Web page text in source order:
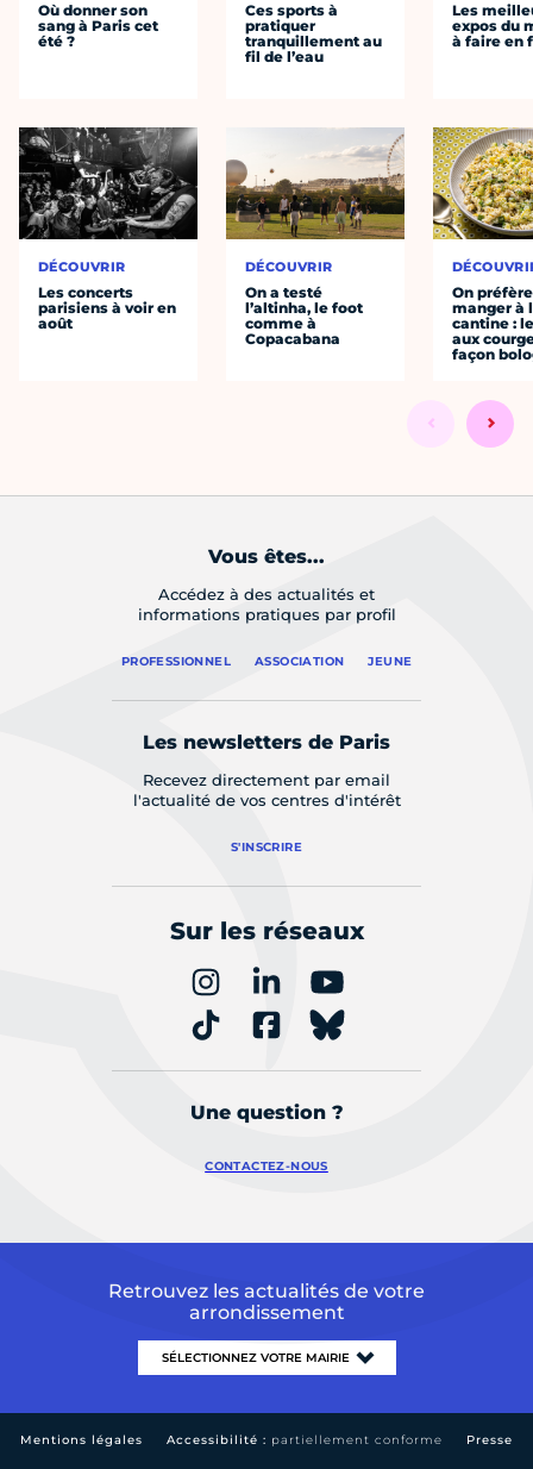
Où donner son
sang à Paris cet
été ?
DÉCOUVRIR
Les concerts
parisiens à voir en
août
Ces sports à
pratiquer
tranquillement au
fil de l’eau
DÉCOUVRIR
On a testé
l’altinha, le foot
comme à
Copacabana
Les
expos du
à faire en
On préfère
manger à
cantine :
aux
façon
Vous êtes...
Accédez à des actualités et
informations pratiques par profil
PROFESSIONNEL ASSOCIATION JEUNE
Les newsletters de Paris
Recevez directement par email
l'actualité de vos centres d'intérêt
S'INSCRIRE
Sur les réseaux
Une question ?
CONTACTEZ-NOUS
Retrouvez les actualités de votre
arrondissement
Mentions légales Accessibilité : partiellement conforme Presse